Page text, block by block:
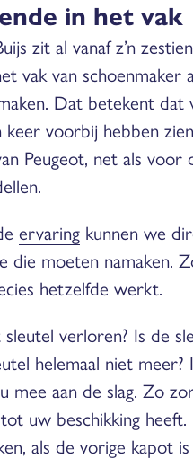
in het vak
zit al vanaf z’n
vak van schoenmaker
Dat betekent
keer voorbij hebben
Peugeot, net als voor
ervaring kunnen we
die moeten namaken.
hetzelfde werkt.
verloren? Is de
helemaal niet meer?
mee aan de slag. Zo
uw beschikking
als de vorige kapot is